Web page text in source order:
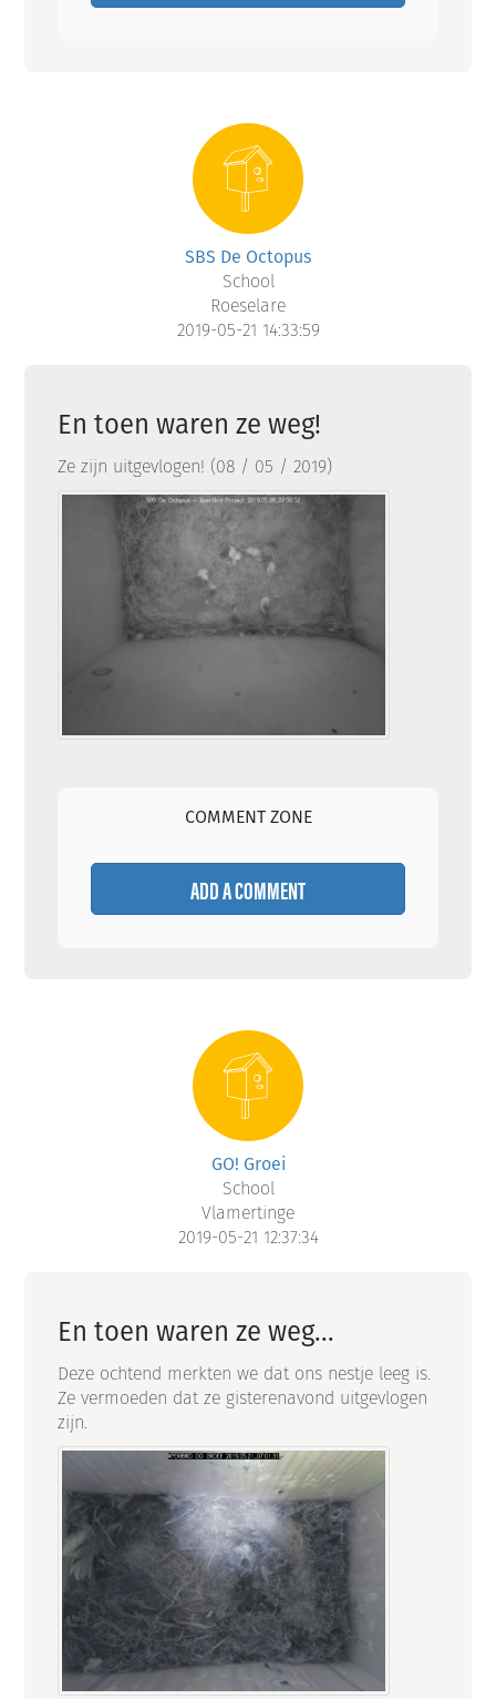
SBS De Octopus
School
Roeselare
2019-05-21 14:33:59
En toen waren ze weg!
Ze zijn uitgevlogen! (08 / 05 / 2019)
COMMENT ZONE
ADD A COMMENT
GO! Groei
School
Vlamertinge
2019-05-21 12:37:34
En toen waren ze weg...
Deze ochtend merkten we dat ons nestje leeg is.
Ze vermoeden dat ze gisterenavond uitgevlogen
zijn.